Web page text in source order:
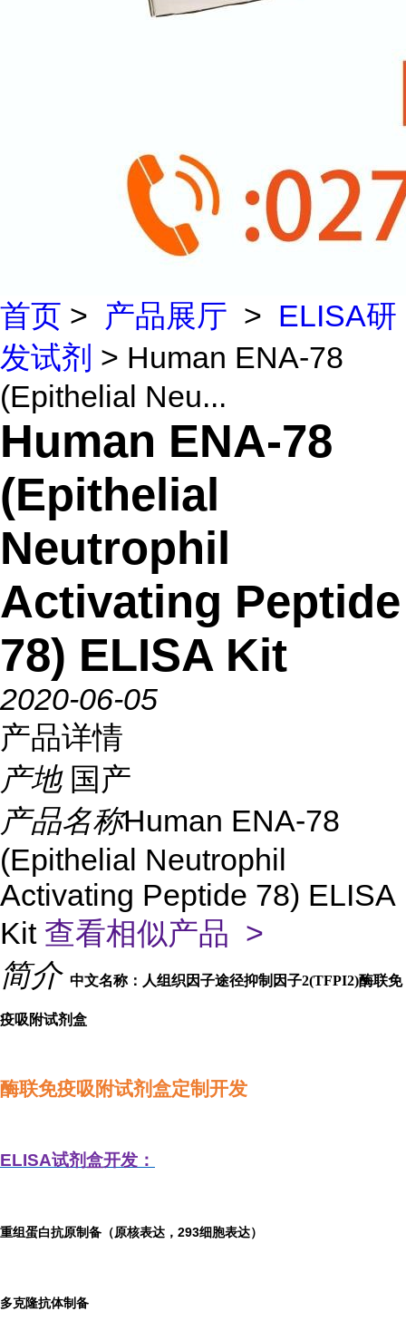
首页 > 产品展厅 > ELISA研
发试剂 > Human ENA-78
(Epithelial Neu...
Human ENA-78
(Epithelial
Neutrophil
Activating Peptide
78) ELISA Kit
2020-06-05
产品详情
产地 国产
产品名称Human ENA-78
(Epithelial Neutrophil
Activating Peptide 78) ELISA
Kit 查看相似产品 >
简介 中文名称：人组织因子途径抑制因子2(TFPI2)酶联免
疫吸附试剂盒
酶联免疫吸附试剂盒定制开发
ELISA试剂盒开发：
重组蛋白抗原制备（原核表达，293细胞表达）
多克隆抗体制备